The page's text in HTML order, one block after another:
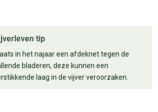
tip
in het najaar een afdeknet tegen de
bladeren, deze kunnen een
laag in de vijver veroorzaken.